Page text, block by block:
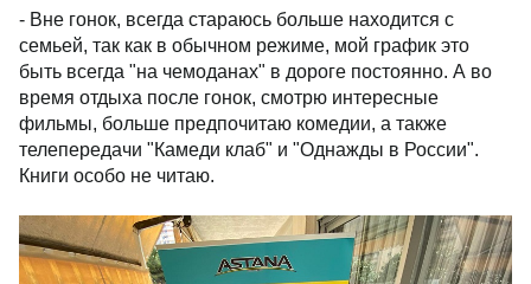
- Вне гонок, всегда стараюсь больше находится с
семьей, так как в обычном режиме, мой график это
быть всегда "на чемоданах" в дороге постоянно. А во
время отдыха после гонок, смотрю интересные
фильмы, больше предпочитаю комедии, а также
телепередачи "Камеди клаб" и "Однажды в России".
Книги особо не читаю.